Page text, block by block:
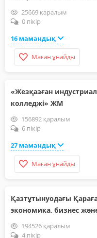
25669 қаралым
0 пікір
16 мамандық
Маған ұнайды
«Жезқазған
колледжі» ЖМ
156892 қаралым
6 пікір
27 мамандық
Маған ұнайды
Қазтұтынуодағы
экономика, бизнес
194526 қаралым
4 пікір